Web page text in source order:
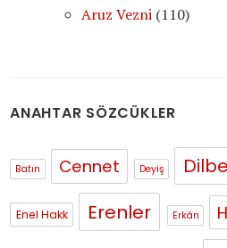
Aruz Vezni (110)
ANAHTAR SÖZCÜKLER
Batın Cennet Deyiş
Enel Hakk Erenler Erkân